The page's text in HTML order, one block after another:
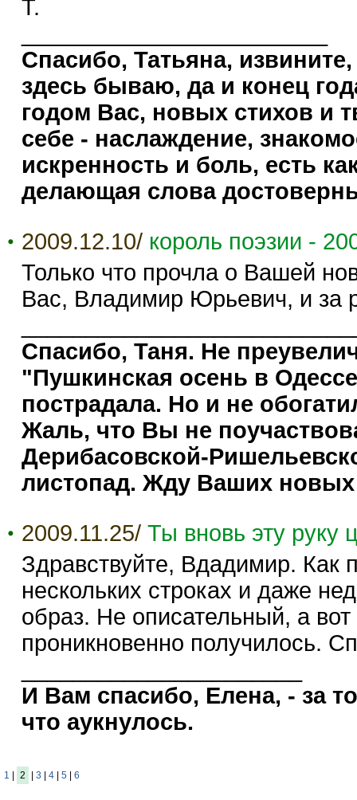
Т.
Спасибо, Татьяна,
здесь бываю, да и конец
годом Вас, новых стихов и
себе - наслаждение,
искренность и боль, есть
делающая слова
2009.12.10/ король поэзии -
Только что прочла о Вашей
Вас, Владимир Юрьевич, и за
Спасибо, Таня. Не
"Пушкинская осень в
пострадала. Но и не
Жаль, что Вы не
Дерибасовской-
листопад. Жду Ваших новых
2009.11.25/ Ты вновь эту руку
Здравствуйте, Вдадимир. Как
нескольких строках и даже
образ. Не описательный, а
проникновенно получилось.
И Вам спасибо, Елена, - за
что аукнулось.
1 2 3 4 5 6